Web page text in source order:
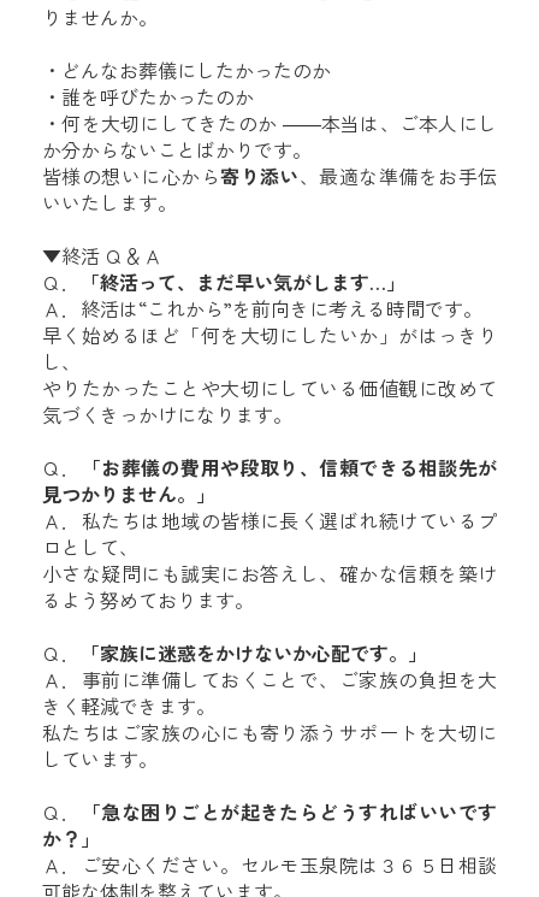
りませんか。
・どんなお葬儀にしたかったのか
・誰を呼びたかったのか
・何を大切にしてきたのか ――本当は、ご本人にし
か分からないことばかりです。
皆様の想いに心から寄り添い、最適な準備をお手伝
いいたします。
▼終活 Ｑ＆Ａ
Ｑ．
「終活って、まだ早い気がします…」
Ａ．終活は“これから”を前向きに考える時間です。
早く始めるほど「何を大切にしたいか」がはっきり
し、
やりたかったことや大切にしている価値観に改めて
気づくきっかけになります。
Ｑ．
「お葬儀の費用や段取り、信頼できる相談先が
見つかりません。」
Ａ．私たちは地域の皆様に長く選ばれ続けている プ
ロとして、
小さな疑問にも誠実にお答えし、確かな信頼を築け
るよう努めております。
Ｑ．
「家族に迷惑をかけないか心配です。」
Ａ．事前に準備しておくことで、ご家族の負担を大
きく軽減できます。
私たちはご家族の心にも寄り添うサポートを大切に
しています。
Ｑ．
「急な困りごとが起きたらどうすればいいです
か？」
Ａ．ご安心ください。セルモ玉泉院は３６５日相談